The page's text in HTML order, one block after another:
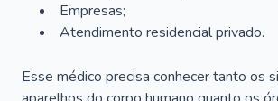
Empresas;
Atendimento residencial privado.
Esse médico precisa conhecer tanto os